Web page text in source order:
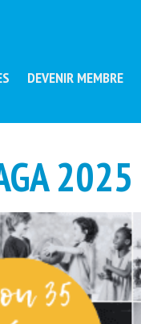
DEVENIR MEMBRE
2025